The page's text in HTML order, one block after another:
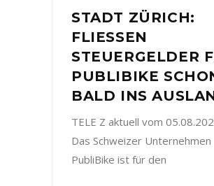
STADT ZÜRICH:
FLIESSEN
STEUERGELDER
PUBLIBIKE
BALD INS
TELE Z aktuell vom
Das Schweizer Unternehmen
PubliBike ist für den